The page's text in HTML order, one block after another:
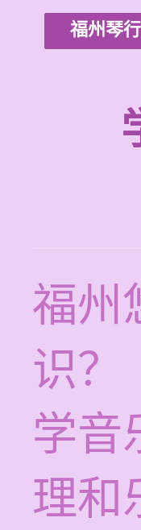
福州琴行
福州
识？
学音
理和